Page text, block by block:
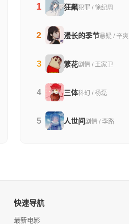
1 狂飙犯罪 / 徐纪周
2 漫长的季节悬疑 / 辛爽
3 繁花剧情 / 王家卫
4 三体科幻 / 杨磊
5 人世间剧情 / 李路
快速导航
最新电影